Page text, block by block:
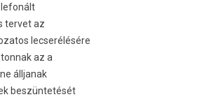
ter­vet az
lec­serélésére
az a
álljanak
beszüntetését